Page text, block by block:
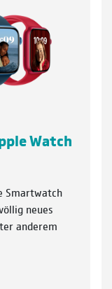
Watch
Smartwatch
neues
anderem